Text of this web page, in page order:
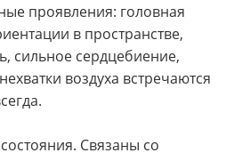
проявления: головная
в пространстве,
сильное сердцебиение,
воздуха встречаются
Связаны со